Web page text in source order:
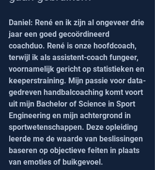
Daniel: René en ik zijn al ongeveer drie
jaar een goed gecoördineerd
coachduo. René is onze hoofdcoach,
terwijl ik als assistent-coach fungeer,
voornamelijk gericht op statistieken en
keeperstraining. Mijn passie voor data-
gedreven handbalcoaching komt voort
uit mijn Bachelor of Science in Sport
Engineering en mijn achtergrond in
sportwetenschappen. Deze opleiding
leerde me de waarde van beslissingen
baseren op objectieve feiten in plaats
van emoties of buikgevoel.